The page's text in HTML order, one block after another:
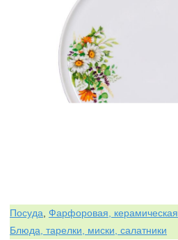
Посуда Фарфоровая, керамическая
Блюда, тарелки, миски, салатники